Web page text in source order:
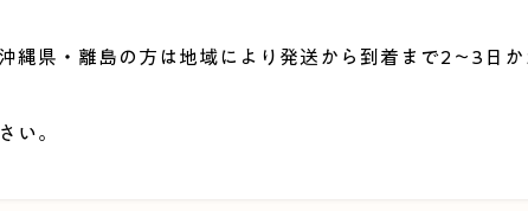
縄県・離島の方は地域により発送から到着まで2～3日
い。